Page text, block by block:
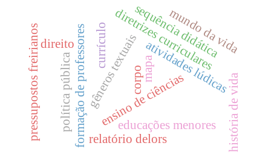
ensino de ciências
atividades lúdicas
formação de professores corpo
diretrizes curriculares
relatório delors
currículo
história de vida
sequência didática
gêneros textuais
mundo da vida
educações menores
mapa
direito
política pública
pressupostos freirianos